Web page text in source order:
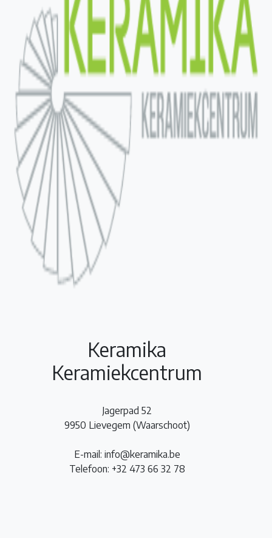
Keramika
Keramiekcentrum
Jagerpad 52
9950 Lievegem (Waarschoot)
E-mail: info@keramika.be
Telefoon: +32 473 66 32 78